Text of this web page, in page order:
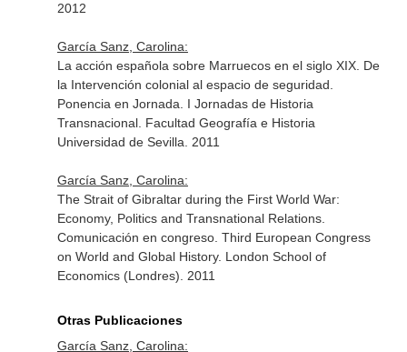
2012
García Sanz, Carolina:
La acción española sobre Marruecos en el siglo XIX. De
la Intervención colonial al espacio de seguridad.
Ponencia en Jornada. I Jornadas de Historia
Transnacional. Facultad Geografía e Historia
Universidad de Sevilla. 2011
García Sanz, Carolina:
The Strait of Gibraltar during the First World War:
Economy, Politics and Transnational Relations.
Comunicación en congreso. Third European Congress
on World and Global History. London School of
Economics (Londres). 2011
Otras Publicaciones
García Sanz, Carolina: